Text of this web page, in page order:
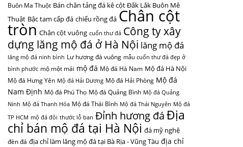
Buôn Ma Thuột Bán chân tảng đá kê cột Đắk Lắk Buôn Mê
Thuật Bậc tam cấp đá chiếu rồng đá Chân cột
tròn Chân cột vuông cuốn thư đá Công ty xây
dựng lăng mộ đá ở Hà Nội lăng mộ đá
lăng mộ đá ninh bình Lư hương đá vuông mẫu cuốn thư đá đẹp ở
bình phước mộ một mái mộ đá Mộ đá Hà Nam Mộ đá Hà Nội
Mộ đá Hưng Yên Mộ đá Hải Dương Mộ đá Hải Phòng Mộ đá
Nam Định Mộ đá Phú Thọ Mộ đá Quảng Bình Mộ đá Quảng
Ninh Mộ đá Thanh Hóa Mộ đá Thái Bình Mộ đá Thái Nguyên Mộ đá
TP HCM mộ đá đôi thước lỗ ban Đỉnh hương đáĐịa
chỉ bán mộ đá tại Hà Nội đá mỹ nghệ
đèn đá địa chỉ làm lăng mộ đá tại Bà Rịa - Vũng Tàu địa chỉ